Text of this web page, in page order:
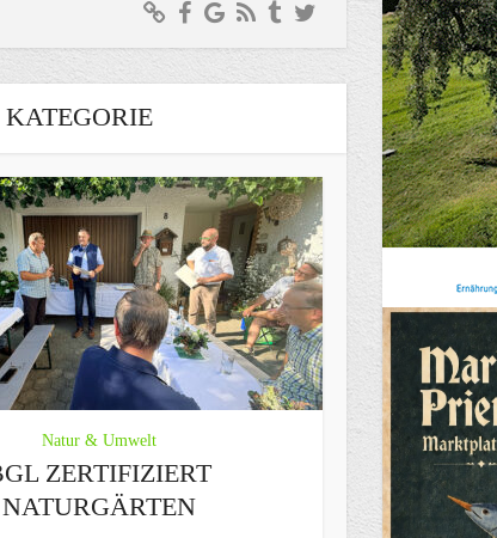
Natur & Umwelt
ZERTIFIZIERT
NATURGÄRTEN